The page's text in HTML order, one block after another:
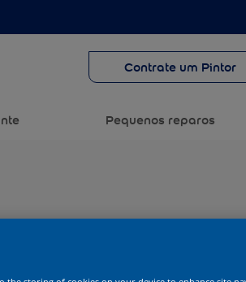
Contrate um Pintor
Pequenos reparos